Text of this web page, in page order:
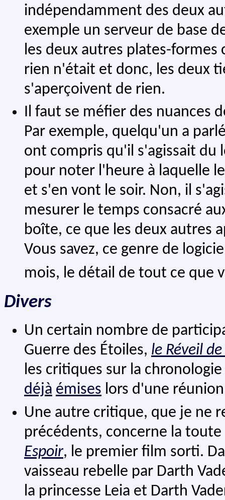
indépendamment des deux
exemple un serveur de base
les deux autres plates-
rien n'était et donc, les deux
s'aperçoivent de rien.
Il faut se méfier des nuances
Par exemple, quelqu'un a
ont compris qu'il s'agissait du
pour noter l'heure à laquelle
et s'en vont le soir. Non, il
mesurer le temps consacré
boîte, ce que les deux autres
Vous savez, ce genre de
mois, le détail de tout ce que
Divers
Un certain nombre de
Guerre des Étoiles, le Réveil
les critiques sur la
déjà émises lors d'une
Une autre critique, que je ne
précédents, concerne la
Espoir, le premier film sorti.
vaisseau rebelle par Darth
la princesse Leia et Darth